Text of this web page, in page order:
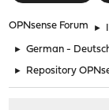
OPNsense Forum ►
► German -
► Repository